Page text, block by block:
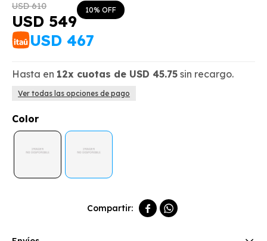
USD 549
USD 610 10
USD 467
Hasta en 12x cuotas de USD 45.75 sin recargo.
Ver todas las opciones de pago
Color
 